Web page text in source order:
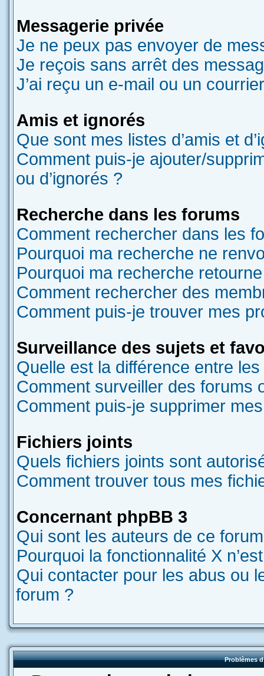
Messagerie privée
Je ne peux pas envoyer de
Je reçois sans arrêt des
J’ai reçu un e-mail ou un
Amis et ignorés
Que sont mes listes d’amis et
Comment puis-je ajouter/
ou d’ignorés ?
Recherche dans les forums
Comment rechercher dans les
Pourquoi ma recherche ne
Pourquoi ma recherche
Comment rechercher des
Comment puis-je trouver mes
Surveillance des sujets et
Quelle est la différence entre
Comment surveiller des forums
Comment puis-je supprimer
Fichiers joints
Quels fichiers joints sont
Comment trouver tous mes
Concernant phpBB 3
Qui sont les auteurs de ce
Pourquoi la fonctionnalité X
Qui contacter pour les abus ou
forum ?
Problèmes